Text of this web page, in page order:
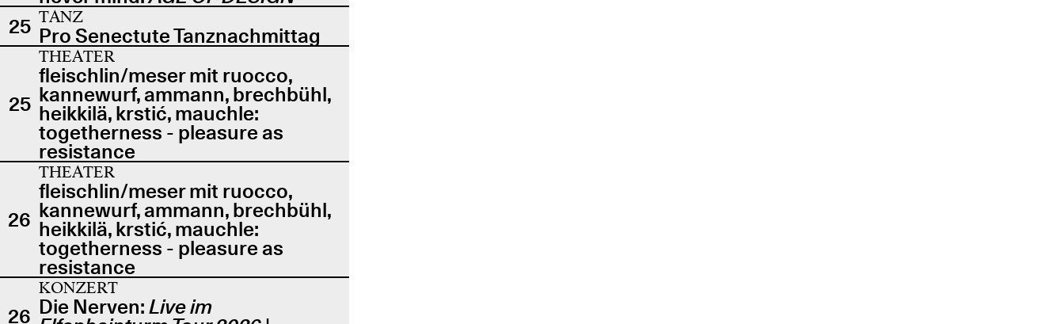
25 TANZ
Pro Senectute Tanznachmittag
25
THEATER
fleischlin/meser mit ruocco,
kannewurf, ammann, brechbühl,
heikkilä, krstić, mauchle:
togetherness - pleasure as
resistance
26
THEATER
fleischlin/meser mit ruocco,
kannewurf, ammann, brechbühl,
heikkilä, krstić, mauchle:
togetherness - pleasure as
resistance
26
KONZERT
Die Nerven:Live im